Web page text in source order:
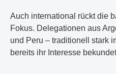
Auch international rückt die
Fokus. Delegationen aus
und Peru – traditionell stark
bereits ihr Interesse